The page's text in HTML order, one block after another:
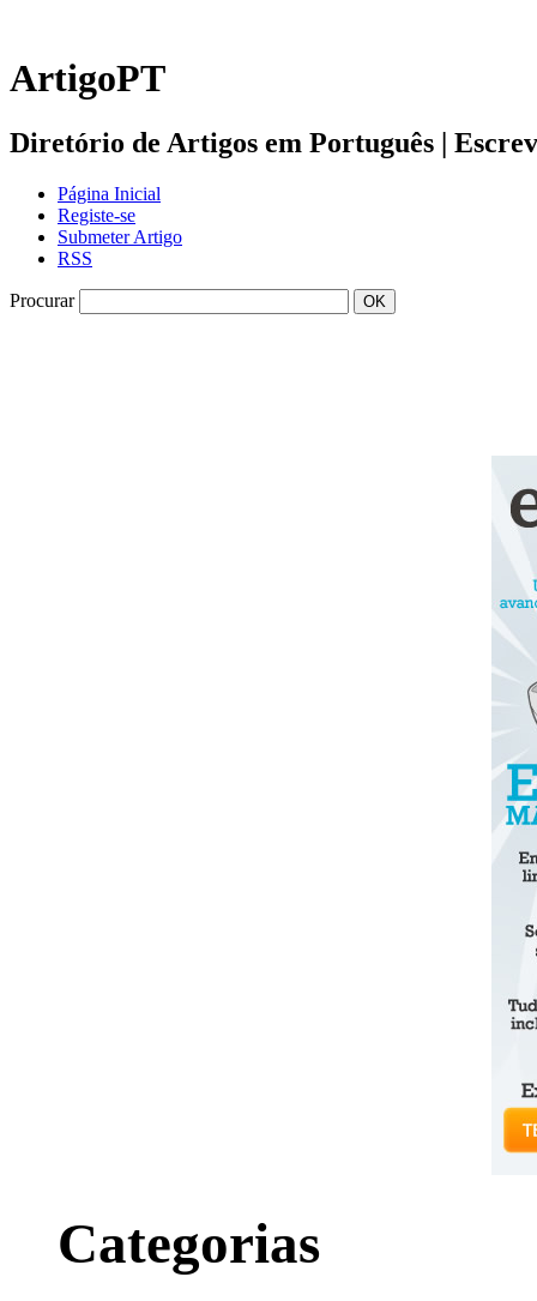
ArtigoPT
Diretório de Artigos em Português |
Página Inicial
Registe-se
Submeter Artigo
RSS
Procurar
Categorias